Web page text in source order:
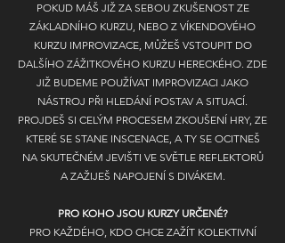
POKUD MÁŠ JIŽ ZA SEBOU ZKUŠENOST ZE
ZÁKLADNÍHO KURZU, NEBO Z VÍKENDOVÉHO
KURZU IMPROVIZACE, MŮŽEŠ VSTOUPIT DO
DALŠÍHO ZÁŽITKOVÉHO KURZU HERECKÉHO. ZDE
JIŽ BUDEME POUŽÍVAT IMPROVIZACI JAKO
NÁSTROJ PŘI HLEDÁNÍ POSTAV A SITUACÍ.
PROJDEŠ SI CELÝM PROCESEM ZKOUŠENÍ HRY, ZE
KTERÉ SE STANE INSCENACE, A TY SE OCITNEŠ
NA SKUTEČNÉM JEVIŠTI VE SVĚTLE REFLEKTORŮ
A ZAŽIJEŠ NAPOJENÍ S DIVÁKEM.
PRO KOHO JSOU KURZY URČENÉ?
PRO KAŽDÉHO, KDO CHCE ZAŽÍT KOLEKTIVNÍ